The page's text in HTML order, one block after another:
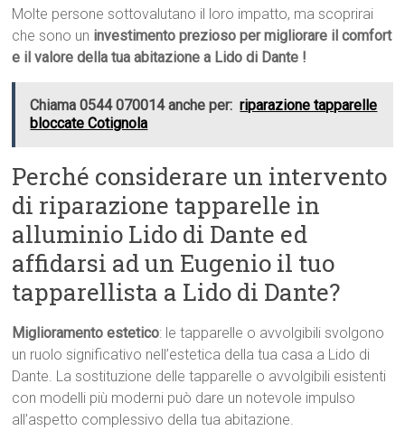
Molte persone sottovalutano il loro impatto, ma scoprirai
che sono un investimento prezioso per migliorare il comfort
e il valore della tua abitazione a Lido di Dante !
Chiama 0544 070014 anche per: riparazione tapparelle
bloccate Cotignola
Perché considerare un intervento
di riparazione tapparelle in
alluminio Lido di Dante ed
affidarsi ad un Eugenio il tuo
tapparellista a Lido di Dante?
Miglioramento estetico: le tapparelle o avvolgibili svolgono
un ruolo significativo nell’estetica della tua casa a Lido di
Dante. La sostituzione delle tapparelle o avvolgibili esistenti
con modelli più moderni può dare un notevole impulso
all’aspetto complessivo della tua abitazione.